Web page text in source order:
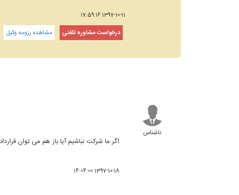
1397-10-11 17:59:16
درخواست مشاوره تلفنی مشاهده رزومه وکیل
ناشناس
اگر ما شرکت نباشیم آیا باز هم می توان
1397-10-18 14:04:00